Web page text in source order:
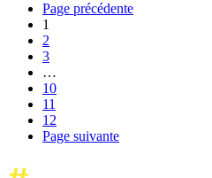
Page précédente
1
2
3
…
10
11
12
Page suivante